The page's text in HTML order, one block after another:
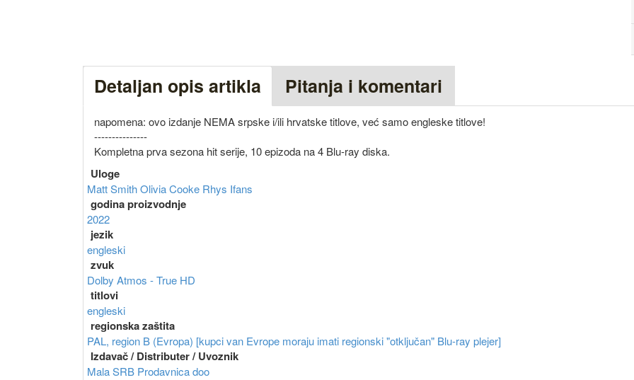
Detaljan opis artikla Pitanja i komentari
napomena: ovo izdanje NEMA srpske i/ili hrvatske titlove, već samo engleske titlove!
---------------
Kompletna prva sezona hit serije, 10 epizoda na 4 Blu-ray diska.
Uloge
Matt SmithOlivia Cooke Rhys Ifans
godina proizvodnje
2022
jezik
engleski
zvuk
Dolby Atmos - True HD
titlovi
engleski
regionska zaštita
PAL, region B (Evropa) [kupci van Evrope moraju imati regionski "otključan" Blu-ray plejer]
Izdavač / Distributer / Uvoznik
Mala SRB Prodavnica doo